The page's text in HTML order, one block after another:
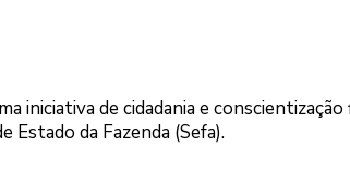
iniciativa de cidadania e
Estado da Fazenda (Sefa).